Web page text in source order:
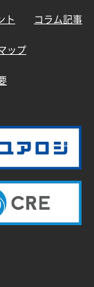
ト コラム記事
ップ